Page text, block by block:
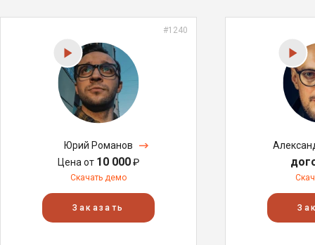
#1240
Юрий Романов
Цена от 10 000₽
Скачать демо
Заказать